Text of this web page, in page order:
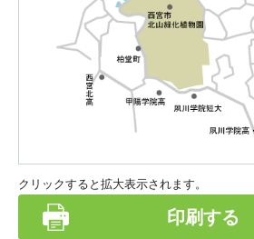
クリックすると拡大表示されます。
印刷する